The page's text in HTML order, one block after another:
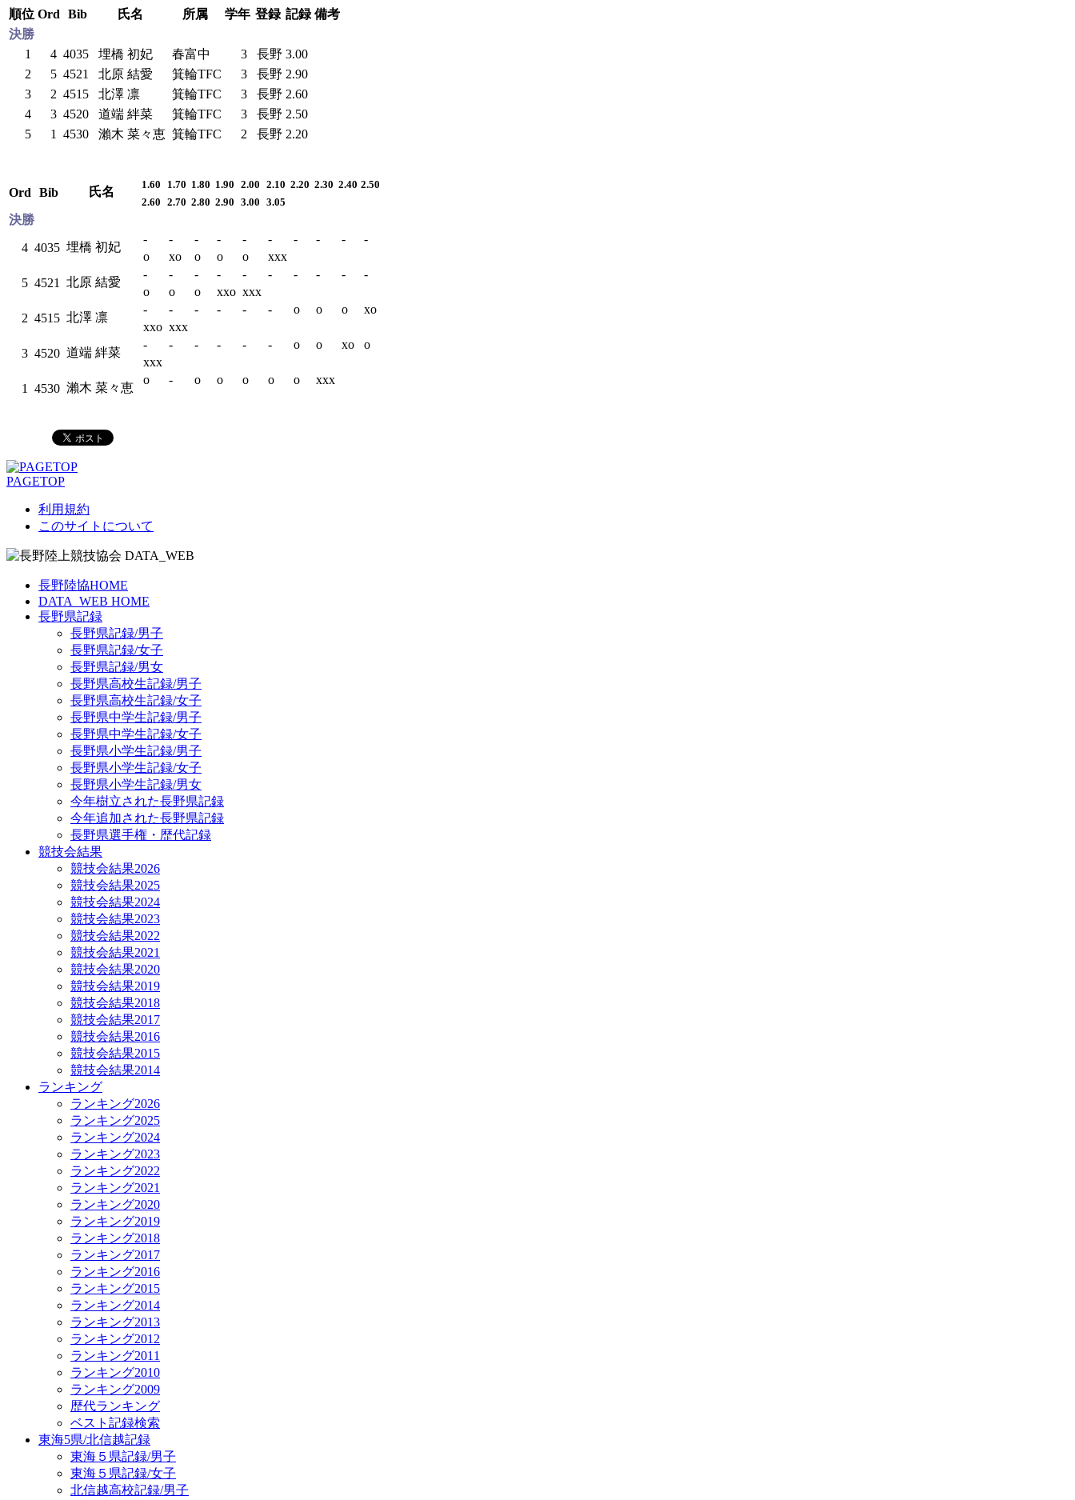
順位 Ord Bib 氏名 所属 学年 登録 記録 備考
決勝
1
4 4035 埋橋 初妃 春富中 3 長野 3.00
2
5 4521 北原 結愛 箕輪TFC 3 長野 2.90
3
2 4515 北澤 凛 箕輪TFC 3 長野 2.60
4
3 4520 道端 絆菜 箕輪TFC 3 長野 2.50
5
1 4530 瀨木 菜々恵 箕輪TFC 2 長野 2.20
Ord Bib 氏名
1.60 1.70 1.80 1.90 2.00 2.10 2.20 2.30 2.40 2.50
2.60 2.70 2.80 2.90 3.00 3.05
決勝
4 4035 埋橋 初妃
- - - - - - - - -
-
o
xo o o o
xxx
5 4521 北原 結愛
- - - - - - - - -
-
o
o o xxo xxx
2 4515 北澤 凛
- - - - - - o o o
xo
xxo xxx
3 4520 道端 絆菜
- - - - - - o o xo
o
xxx
1
4530 瀨木 菜々恵
o - o o o o o xxx
PAGETOP
利用規約
このサイトについて
長野陸協HOME
DATA_WEB HOME
長野県記録
長野県記録/男子
長野県記録/女子
長野県記録/男女
長野県高校生記録/男子
長野県高校生記録/女子
長野県中学生記録/男子
長野県中学生記録/女子
長野県小学生記録/男子
長野県小学生記録/女子
長野県小学生記録/男女
今年樹立された長野県記録
今年追加された長野県記録
長野県選手権・歴代記録
競技会結果
競技会結果2026
競技会結果2025
競技会結果2024
競技会結果2023
競技会結果2022
競技会結果2021
競技会結果2020
競技会結果2019
競技会結果2018
競技会結果2017
競技会結果2016
競技会結果2015
競技会結果2014
ランキング
ランキング2026
ランキング2025
ランキング2024
ランキング2023
ランキング2022
ランキング2021
ランキング2020
ランキング2019
ランキング2018
ランキング2017
ランキング2016
ランキング2015
ランキング2014
ランキング2013
ランキング2012
ランキング2011
ランキング2010
ランキング2009
歴代ランキング
ベスト記録検索
東海5県/北信越記録
東海５県記録/男子
東海５県記録/女子
北信越高校記録/男子